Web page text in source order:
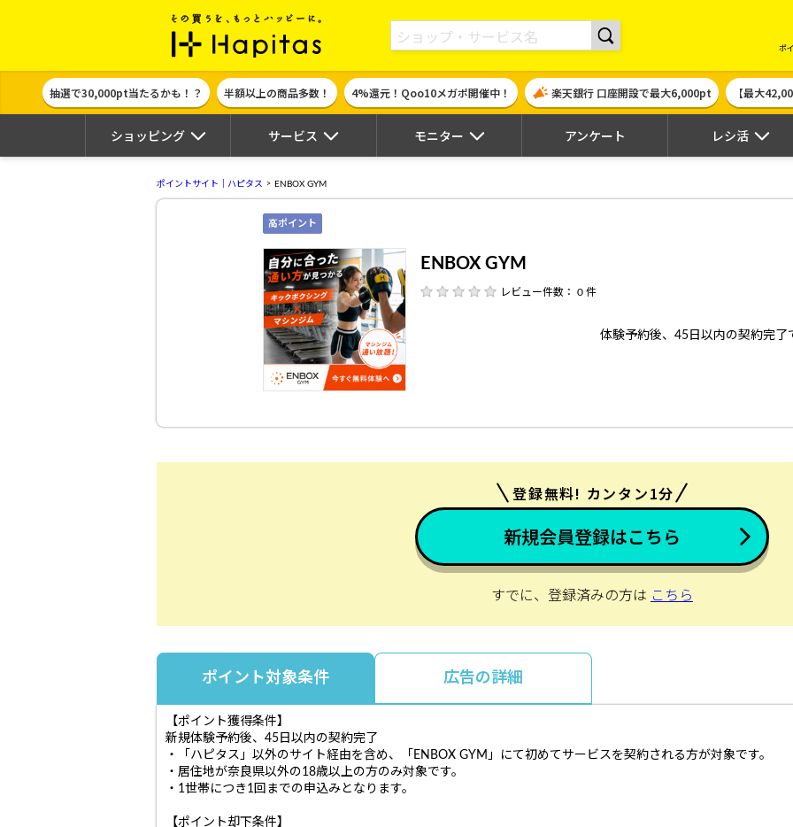
ポイント貯めて現金やギフト券に交換できるポイントサイト | ハピタス
ポ
抽選で30,000pt当たるかも！？ 半額以上の商品多数！ 4%還元！Qoo10メガポ開催中！ 楽天銀行 口座開設で最大6,000pt 【最大
ショッピング サービス モニター アンケート レシ活
ポイントサイト｜ハピタス ENBOX GYM
高ポイント
ENBOX GYM
レビュー件数： 0 件
体験予約後、45日以内の契約完了
登録無料! カンタン1分
新規会員登録はこちら
すでに、登録済みの方は こちら
ポイント対象条件 広告の詳細
【ポイント獲得条件】
新規体験予約後、45日以内の契約完了
・「ハピタス」以外のサイト経由を含め、「ENBOX GYM」にて初めてサービスを契約される方が対象です。
・居住地が奈良県以外の18歳以上の方のみ対象です。
・1世帯につき1回までの申込みとなります。
【ポイント却下条件】